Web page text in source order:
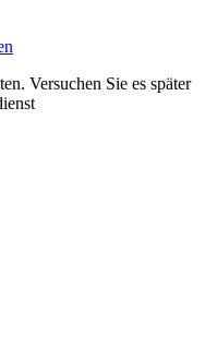
Versuchen Sie es später